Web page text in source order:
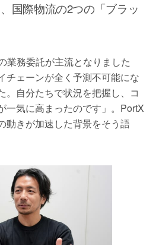
国際物流の2つの「ブラッ
業務委託が主流となりました
チェーンが全く予測不可能にな
。自分たちで状況を把握し、コ
一気に高まったのです」。PortX
動きが加速した背景をそう語